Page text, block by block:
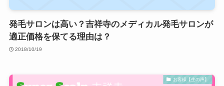
発毛サロンは高い？吉祥寺のメディカル発毛サロンが
適正価格を保てる理由は？
2018/10/19
お客様【生の声】